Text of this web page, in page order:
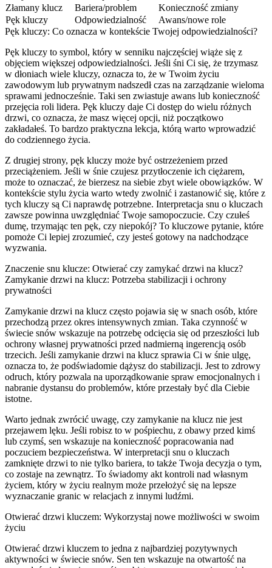
Złamany klucz
Bariera/problem
Konieczność zmiany
Pęk kluczy
Odpowiedzialność
Awans/nowe role
Pęk kluczy: Co oznacza w kontekście Twojej odpowiedzialności?
Pęk kluczy to symbol, który w senniku najczęściej wiąże się z
objęciem większej odpowiedzialności. Jeśli śni Ci się, że trzymasz
w dłoniach wiele kluczy, oznacza to, że w Twoim życiu
zawodowym lub prywatnym nadszedł czas na zarządzanie wieloma
sprawami jednocześnie. Taki sen zwiastuje awans lub konieczność
przejęcia roli lidera. Pęk kluczy daje Ci dostęp do wielu różnych
drzwi, co oznacza, że masz więcej opcji, niż początkowo
zakładałeś. To bardzo praktyczna lekcja, którą warto wprowadzić
do codziennego życia.
Z drugiej strony, pęk kluczy może być ostrzeżeniem przed
przeciążeniem. Jeśli w śnie czujesz przytłoczenie ich ciężarem,
może to oznaczać, że bierzesz na siebie zbyt wiele obowiązków. W
kontekście stylu życia warto wtedy zwolnić i zastanowić się, które z
tych kluczy są Ci naprawdę potrzebne. Interpretacja snu o kluczach
zawsze powinna uwzględniać Twoje samopoczucie. Czy czułeś
dumę, trzymając ten pęk, czy niepokój? To kluczowe pytanie, które
pomoże Ci lepiej zrozumieć, czy jesteś gotowy na nadchodzące
wyzwania.
Znaczenie snu klucze: Otwierać czy zamykać drzwi na klucz?
Zamykanie drzwi na klucz: Potrzeba stabilizacji i ochrony
prywatności
Zamykanie drzwi na klucz często pojawia się w snach osób, które
przechodzą przez okres intensywnych zmian. Taka czynność w
świecie snów wskazuje na potrzebę odcięcia się od przeszłości lub
ochrony własnej prywatności przed nadmierną ingerencją osób
trzecich. Jeśli zamykanie drzwi na klucz sprawia Ci w śnie ulgę,
oznacza to, że podświadomie dążysz do stabilizacji. Jest to zdrowy
odruch, który pozwala na uporządkowanie spraw emocjonalnych i
nabranie dystansu do problemów, które przestały być dla Ciebie
istotne.
Warto jednak zwrócić uwagę, czy zamykanie na klucz nie jest
przejawem lęku. Jeśli robisz to w pośpiechu, z obawy przed kimś
lub czymś, sen wskazuje na konieczność popracowania nad
poczuciem bezpieczeństwa. W interpretacji snu o kluczach
zamknięte drzwi to nie tylko bariera, to także Twoja decyzja o tym,
co zostaje na zewnątrz. To świadomy akt kontroli nad własnym
życiem, który w życiu realnym może przełożyć się na lepsze
wyznaczanie granic w relacjach z innymi ludźmi.
Otwierać drzwi kluczem: Wykorzystaj nowe możliwości w swoim
życiu
Otwierać drzwi kluczem to jedna z najbardziej pozytywnych
aktywności w świecie snów. Sen ten wskazuje na otwartość na